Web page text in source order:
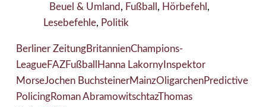
Beuel & Umland , Fußball , Hörbefehl ,
Lesebefehle, Politik
Berliner ZeitungBritannienChampions-
LeagueFAZFußball Hanna LakornyInspektor
MorseJochen BuchsteinerMainzOligarchenPredictive
PolicingRoman AbramowitschtazThomas